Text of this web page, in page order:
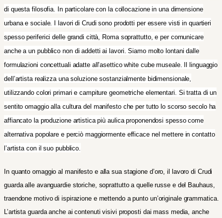
di questa filosofia. In particolare con la collocazione in una dimensione
urbana e sociale. I lavori di Crudi sono prodotti per essere visti in quartieri
spesso periferici delle grandi città, Roma soprattutto, e per comunicare
anche a un pubblico non di addetti ai lavori. Siamo molto lontani dalle
formulazioni concettuali adatte all’asettico white cube museale. Il linguaggio
dell’artista realizza una soluzione sostanzialmente bidimensionale,
utilizzando colori primari e campiture geometriche elementari. Si tratta di un
sentito omaggio alla cultura del manifesto che per tutto lo scorso secolo ha
affiancato la produzione artistica più aulica proponendosi spesso come
alternativa popolare e perciò maggiormente efficace nel mettere in contatto
l’artista con il suo pubblico.
In quanto omaggio al manifesto e alla sua stagione d’oro, il lavoro di Crudi
guarda alle avanguardie storiche, soprattutto a quelle russe e del Bauhaus,
traendone motivo di ispirazione e mettendo a punto un’originale grammatica.
L’artista guarda anche ai contenuti visivi proposti dai mass media, anche